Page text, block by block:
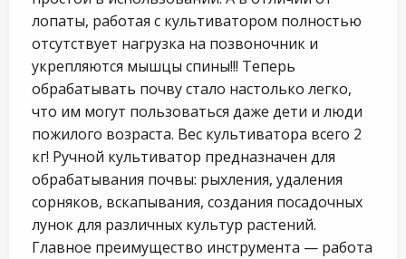
лопаты, работая с культиватором полностью
отсутствует нагрузка на позвоночник и
укрепляются мышцы спины!!! Теперь
обрабатывать почву стало настолько легко,
что им могут пользоваться даже дети и люди
пожилого возраста. Вес культиватора всего 2
кг! Ручной культиватор предназначен для
обрабатывания почвы: рыхления, удаления
сорняков, вскапывания, создания посадочных
лунок для различных культур растений.
Главное преимущество инструмента — работа